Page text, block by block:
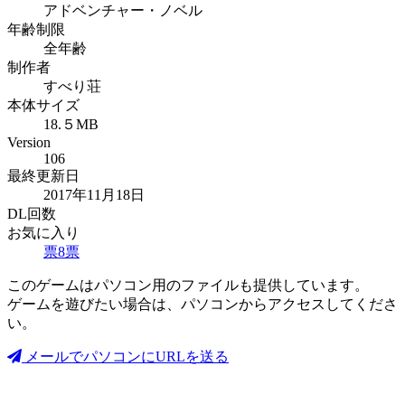
アドベンチャー・ノベル
年齢制限
全年齢
制作者
すべり荘
本体サイズ
18.５MB
Version
106
最終更新日
2017年11月18日
DL回数
お気に入り
票8票
このゲームはパソコン用のファイルも提供しています。
ゲームを遊びたい場合は、パソコンからアクセスしてくださ
い。
メールでパソコンにURLを送る